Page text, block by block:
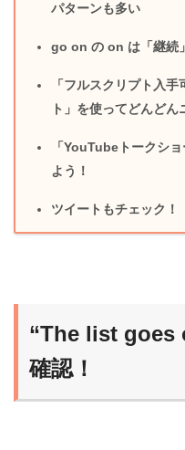
パターンも多い
go on の on は「継続
「フルスクリプト入
ト」を使ってどんどん
「YouTubeトークシ
よう！
ツイートもチェック！
“The list goes
確認！